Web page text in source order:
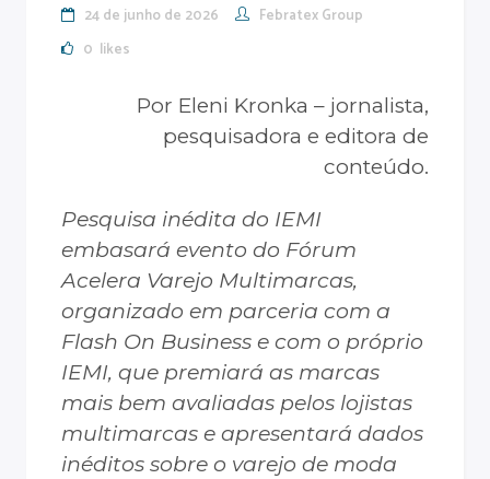
24 de junho de 2026
Febratex Group
0 likes
Por Eleni Kronka – jornalista,
pesquisadora e editora de
conteúdo.
Pesquisa inédita do IEMI
embasará evento do Fórum
Acelera Varejo Multimarcas,
organizado em parceria com a
Flash On Business e com o próprio
IEMI, que premiará as marcas
mais bem avaliadas pelos lojistas
multimarcas e apresentará dados
inéditos sobre o varejo de moda